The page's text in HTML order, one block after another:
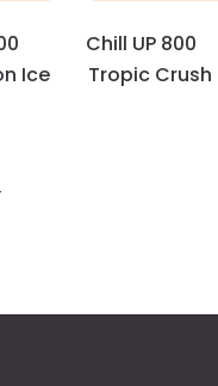
Ice
Chill UP 800
Tropic Crush